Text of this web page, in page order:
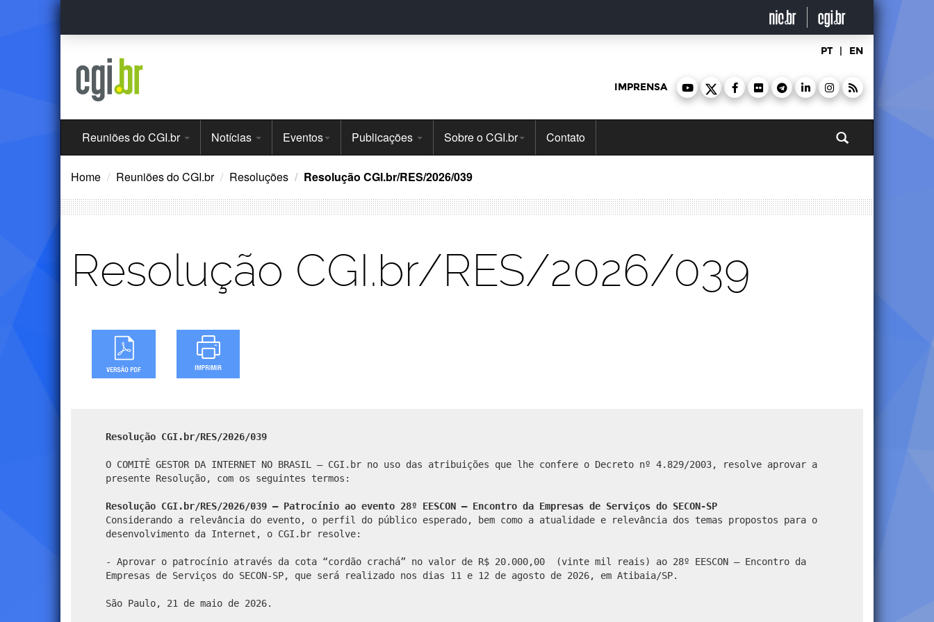
Ir
o
PT | EN
IMPRENSA
Menu
Principal
Reuniões do CGI.br Notícias Eventos Publicações Sobre o CGI.br Contato
Home Reuniões do CGI.br Resoluções Resolução CGI.br/RES/2026/039
Resolução CGI.br/RES/2026/039
Resolução CGI.br/RES/2026/039
O COMITÊ GESTOR DA INTERNET NO BRASIL – CGI.br no uso das atribuições que lhe confere o Decreto nº 4.829/2003, resolve aprovar a
presente Resolução, com os seguintes termos:
Resolução CGI.br/RES/2026/039 – Patrocínio ao evento 28º EESCON – Encontro da Empresas de Serviços do SECON-SP
Considerando a relevância do evento, o perfil do público esperado, bem como a atualidade e relevância dos temas propostos para o
desenvolvimento da Internet, o CGI.br resolve:
- Aprovar o patrocínio através da cota “cordão crachá” no valor de R$ 20.000,00 (vinte mil reais) ao 28º EESCON – Encontro da
Empresas de Serviços do SECON-SP, que será realizado nos dias 11 e 12 de agosto de 2026, em Atibaia/SP.
São Paulo, 21 de maio de 2026.